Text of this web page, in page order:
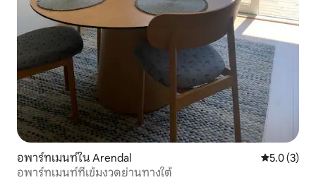
อพาร์ทเมนท์ใน Arendal คะแนนเฉลี่
5.0 (3)
อพาร์ทเมนท์ที่เข้มงวดย่านทางใต้